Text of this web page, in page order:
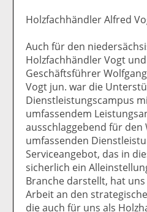
Holzfachhändler Alfred
Auch für den
Holzfachhändler Vogt
Geschäftsführer
Vogt jun. war die
Dienstleistungscampus
umfassendem
ausschlaggebend für den
umfassenden
Serviceangebot, das in
sicherlich ein
Branche darstellt, hat
Arbeit an den
die auch für uns als